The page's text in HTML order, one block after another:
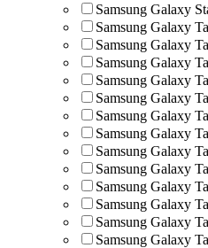
Samsung Galaxy
Samsung Galaxy
Samsung Galaxy
Samsung Galaxy
Samsung Galaxy
Samsung Galaxy
Samsung Galaxy
Samsung Galaxy
Samsung Galaxy
Samsung Galaxy
Samsung Galaxy
Samsung Galaxy
Samsung Galaxy
Samsung Galaxy